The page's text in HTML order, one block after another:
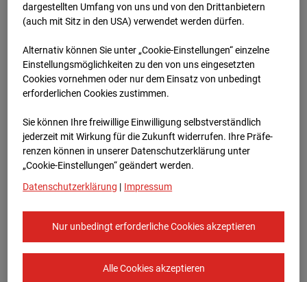
dargestellten Umfang von uns und von den Drittanbietern
(auch mit Sitz in den USA) verwendet werden dürfen.
Alternativ können Sie unter „Cookie-Einstellungen“ einzelne
Einstellungsmöglichkeiten zu den von uns eingesetzten
Cookies vornehmen oder nur dem Einsatz von unbedingt
erforderlichen Cookies zustimmen.
Sie können Ihre freiwillige Einwilligung selbstverständlich
jederzeit mit Wirkung für die Zukunft widerrufen. Ihre Prä­fe­
renzen können in unserer Datenschutzerklärung unter
„Cookie-Einstellungen“ geändert werden.
Datenschutzerklärung | Impressum
Nur unbedingt erforderliche Cookies akzeptieren
Alle Cookies akzeptieren